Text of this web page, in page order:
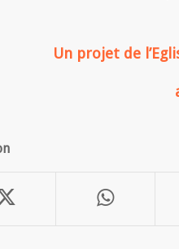
Un projet de